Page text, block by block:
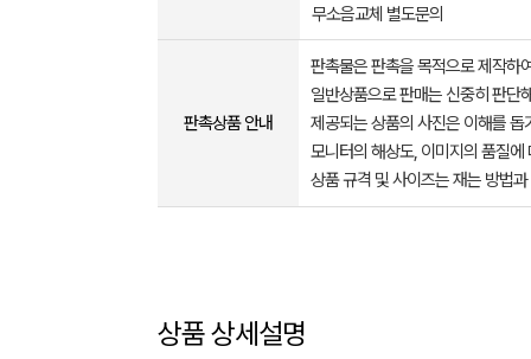
무소음교체 별도문의
판촉상품 안내
판촉물은 판촉을 목적으로 제작하
일반상품으로 판매는 신중히 판단
제공되는 상품의 사진은 이해를
모니터의 해상도, 이미지의 품질
상품 규격 및 사이즈는 재는 방법
상품 상세설명